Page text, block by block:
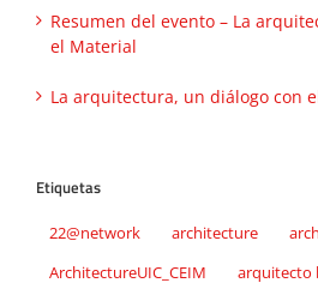
Resumen del evento – La
el Material
La arquitectura, un diálogo con
Etiquetas
22@network architecture
ArchitectureUIC_CEIM
arquitecto